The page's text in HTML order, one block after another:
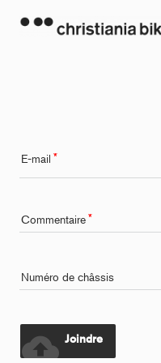
E-mail
Commentaire
Numéro de châssis
cloud_upload Joindre